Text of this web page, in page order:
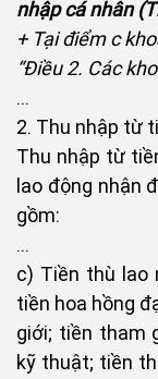
nhập cá nhân
+ Tại điểm c
“Điều 2. Các
...
2. Thu nhập từ
Thu nhập từ
lao động nhận
gồm:
...
c) Tiền thù lao
tiền hoa hồng
giới; tiền tham
kỹ thuật; tiền